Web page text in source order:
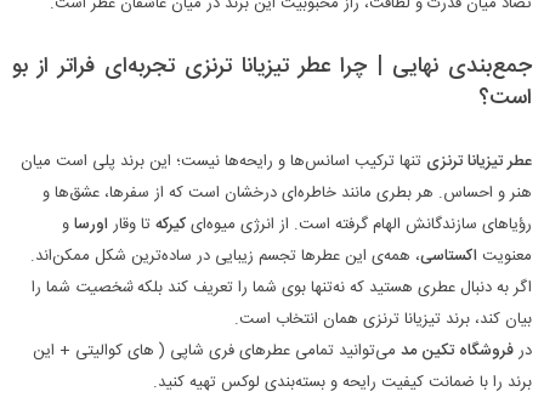
جمع‌بندی نهایی | چرا عطر تیزیانا ترنزی تجربه‌ای فراتر از بو
است؟
عطر تیزیانا ترنزی تنها ترکیب اسانس‌ها و رایحه‌ها نیست؛ این برند پلی است میان
هنر و احساس. هر بطری مانند خاطره‌ای درخشان است که از سفرها، عشق‌ها و
رؤیاهای سازندگانش الهام گرفته است. از انرژی میوه‌ایکیرکه تا وقار اورساو
معنویت اکستاسی، همه‌ی این عطرها تجسم زیبایی در ساده‌ترین شکل ممکن‌اند.
اگر به دنبال عطری هستید که نه‌تنها بوی شما را تعریف کند بلکهشخصیت شما را
بیان کند، برند تیزیانا ترنزی همان انتخاب است.
درفروشگاه تکین مد می‌توانید تمامی عطرهای فری شاپی ( های کوالیتی + این
برند را با ضمانت کیفیت رایحه و بسته‌بندی لوکس تهیه کنید.